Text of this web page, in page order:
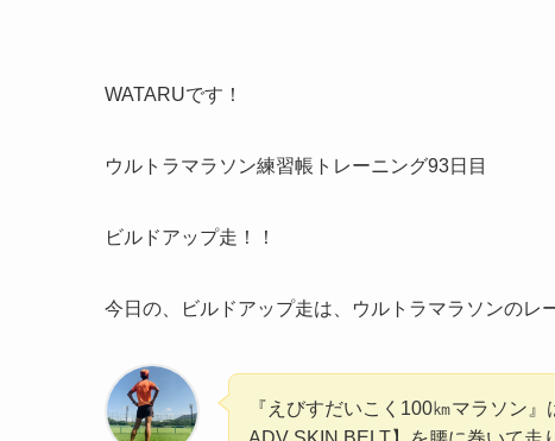
WATARUです！
ウルトラマラソン練習帳トレーニング93日目
ビルドアップ走！！
今日の、ビルドアップ走は、ウルトラマラソンのレ
『えびすだいこく100㎞マラソン